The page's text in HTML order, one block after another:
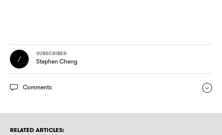
SUBSCRIBER
Stephen Cheng
Comments
RELATED ARTICLES: